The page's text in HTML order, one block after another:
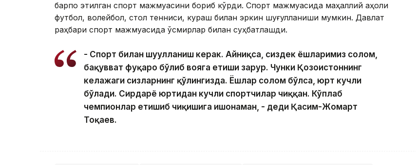
барпо этилган спорт мажмуасини бориб кўрди. Спорт мажмуасида маҳаллий аҳоли
футбол, ​​волейбол, стол тенниси, кураш билан эркин шуғулланиши мумкин. Давлат
раҳбари спорт мажмуасида ўсмирлар билан суҳбатлашди.
- Спорт билан шуғулланиш керак. Айниқса, сиздек ёшларимиз соғлом,
бақувват фуқаро бўлиб вояга етиши зарур. Чунки Қозоғистоннинг
келажаги сизларнинг қўлингизда. Ёшлар соғлом бўлса, юрт кучли
бўлади. Сирдарё юртидан кучли спортчилар чиққан. Кўплаб
чемпионлар етишиб чиқишига ишонаман, - деди Қасим-Жомарт
Тоқаев.